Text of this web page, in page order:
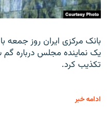
بانک مرکزی ایران روز جمعه
تکذیب کرد.
ادامه خبر